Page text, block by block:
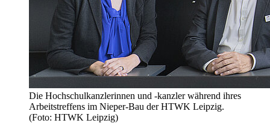
Die Hochschulkanzlerinnen und -kanzler während ihres
Arbeitstreffens im Nieper-Bau der HTWK Leipzig.
(Foto: HTWK Leipzig)